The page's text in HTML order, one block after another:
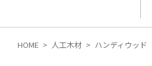
HOME 人工木材 ハンディウッド